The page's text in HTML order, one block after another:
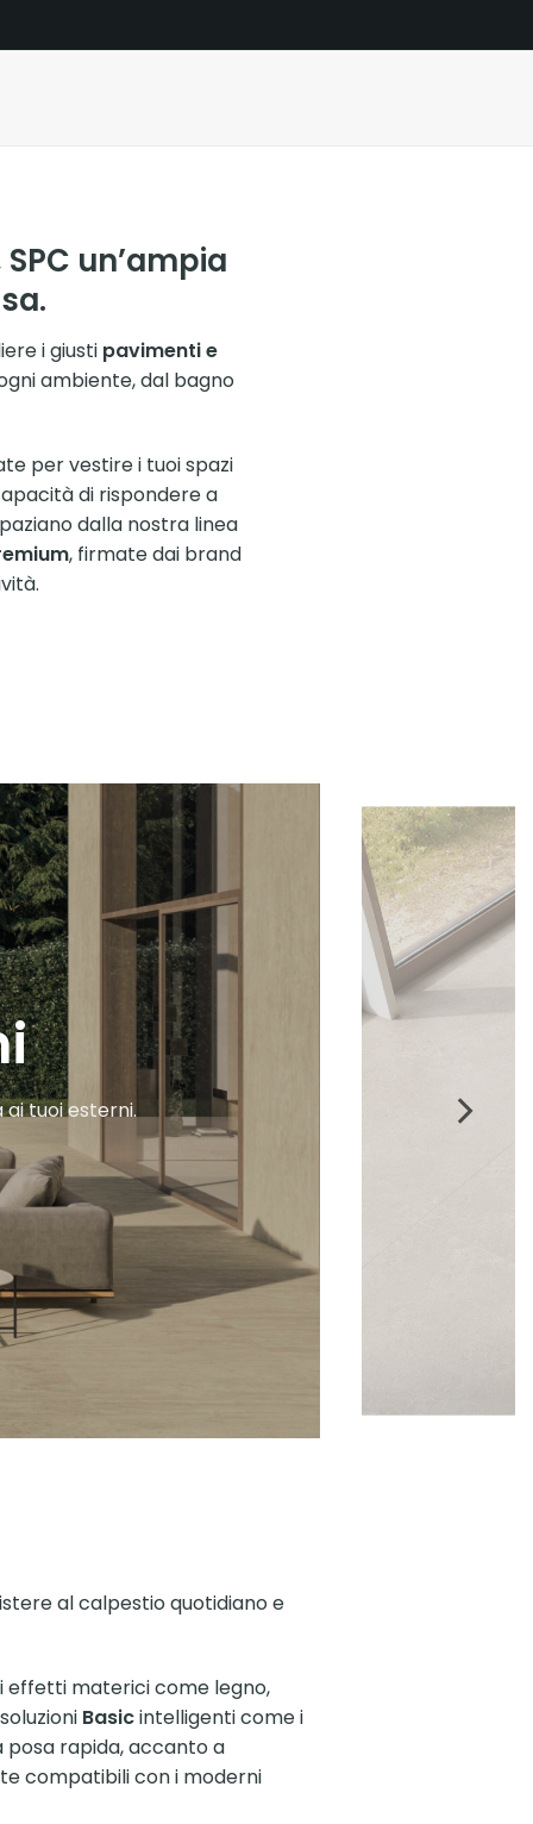
un’ampia
i giusti pavimenti e
ambiente, dal bagno
per vestire i tuoi spazi
di rispondere a
dalla nostra linea
, firmate dai brand
tuoi esterni.
al calpestio quotidiano e
effetti materici come legno,
Basicintelligenti come i
posa rapida, accanto a
compatibili con i moderni